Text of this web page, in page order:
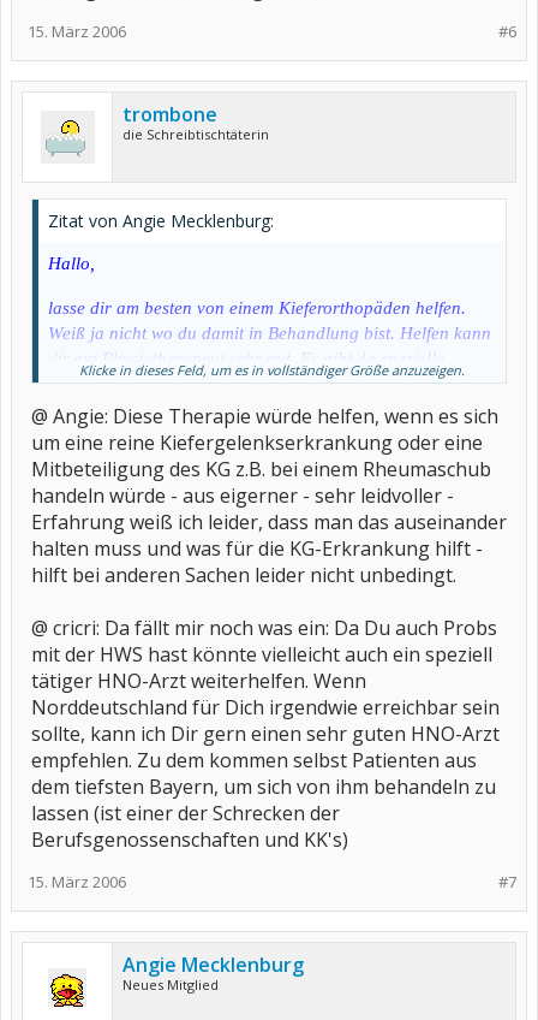
#6
15. März 2006
trombone
die Schreibtischtäterin
Zitat von Angie Mecklenburg:
Hallo,
lasse dir am besten von einem Kieferorthopäden helfen.
Weiß ja nicht wo du damit in Behandlung bist. Helfen kann
dir ein Physiotherapeut sehr gut. Es gibt da spezielle
Punkte die aktiviert werden müssen. Mit Manueller
Therapie kann dir sehr gut geholfen werden. Unter
Anleitung lernst du dann noch Übungen für zu Hause vor
dem Spielgel. Strom kann auch gut sein. Verzweifeln
brauchst du nicht es wird wieder besser. Auch gibt es
Präperate die du kurzfristig zur
Entkrampfung/Entspannung der Muskeln verschreiben
lassen kannst. Lass dir vom hausdok oder anderen mal so
etwas in der Art verordnen.
Alles liebe Angie
Klicke in dieses Feld, um es in vollständiger Größe anzuzeigen.
@ Angie: Diese Therapie würde helfen, wenn es sich
um eine reine Kiefergelenkserkrankung oder eine
Mitbeteiligung des KG z.B. bei einem Rheumaschub
handeln würde - aus eigerner - sehr leidvoller -
Erfahrung weiß ich leider, dass man das auseinander
halten muss und was für die KG-Erkrankung hilft -
hilft bei anderen Sachen leider nicht unbedingt.
@ cricri: Da fällt mir noch was ein: Da Du auch Probs
mit der HWS hast könnte vielleicht auch ein speziell
tätiger HNO-Arzt weiterhelfen. Wenn
Norddeutschland für Dich irgendwie erreichbar sein
sollte, kann ich Dir gern einen sehr guten HNO-Arzt
empfehlen. Zu dem kommen selbst Patienten aus
dem tiefsten Bayern, um sich von ihm behandeln zu
lassen (ist einer der Schrecken der
Berufsgenossenschaften und KK's)
#7
15. März 2006
Angie Mecklenburg
Neues Mitglied